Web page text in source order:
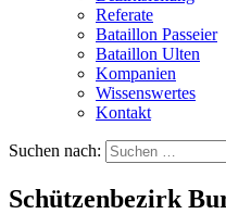
Referate
Bataillon Passeier
Bataillon Ulten
Kompanien
Wissenswertes
Kontakt
Suchen nach:
Schützenbezirk